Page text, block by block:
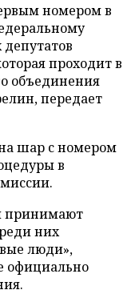
номером в
проходит в
объединения
передает
шар с номером
в
принимают
них
люди»,
официально